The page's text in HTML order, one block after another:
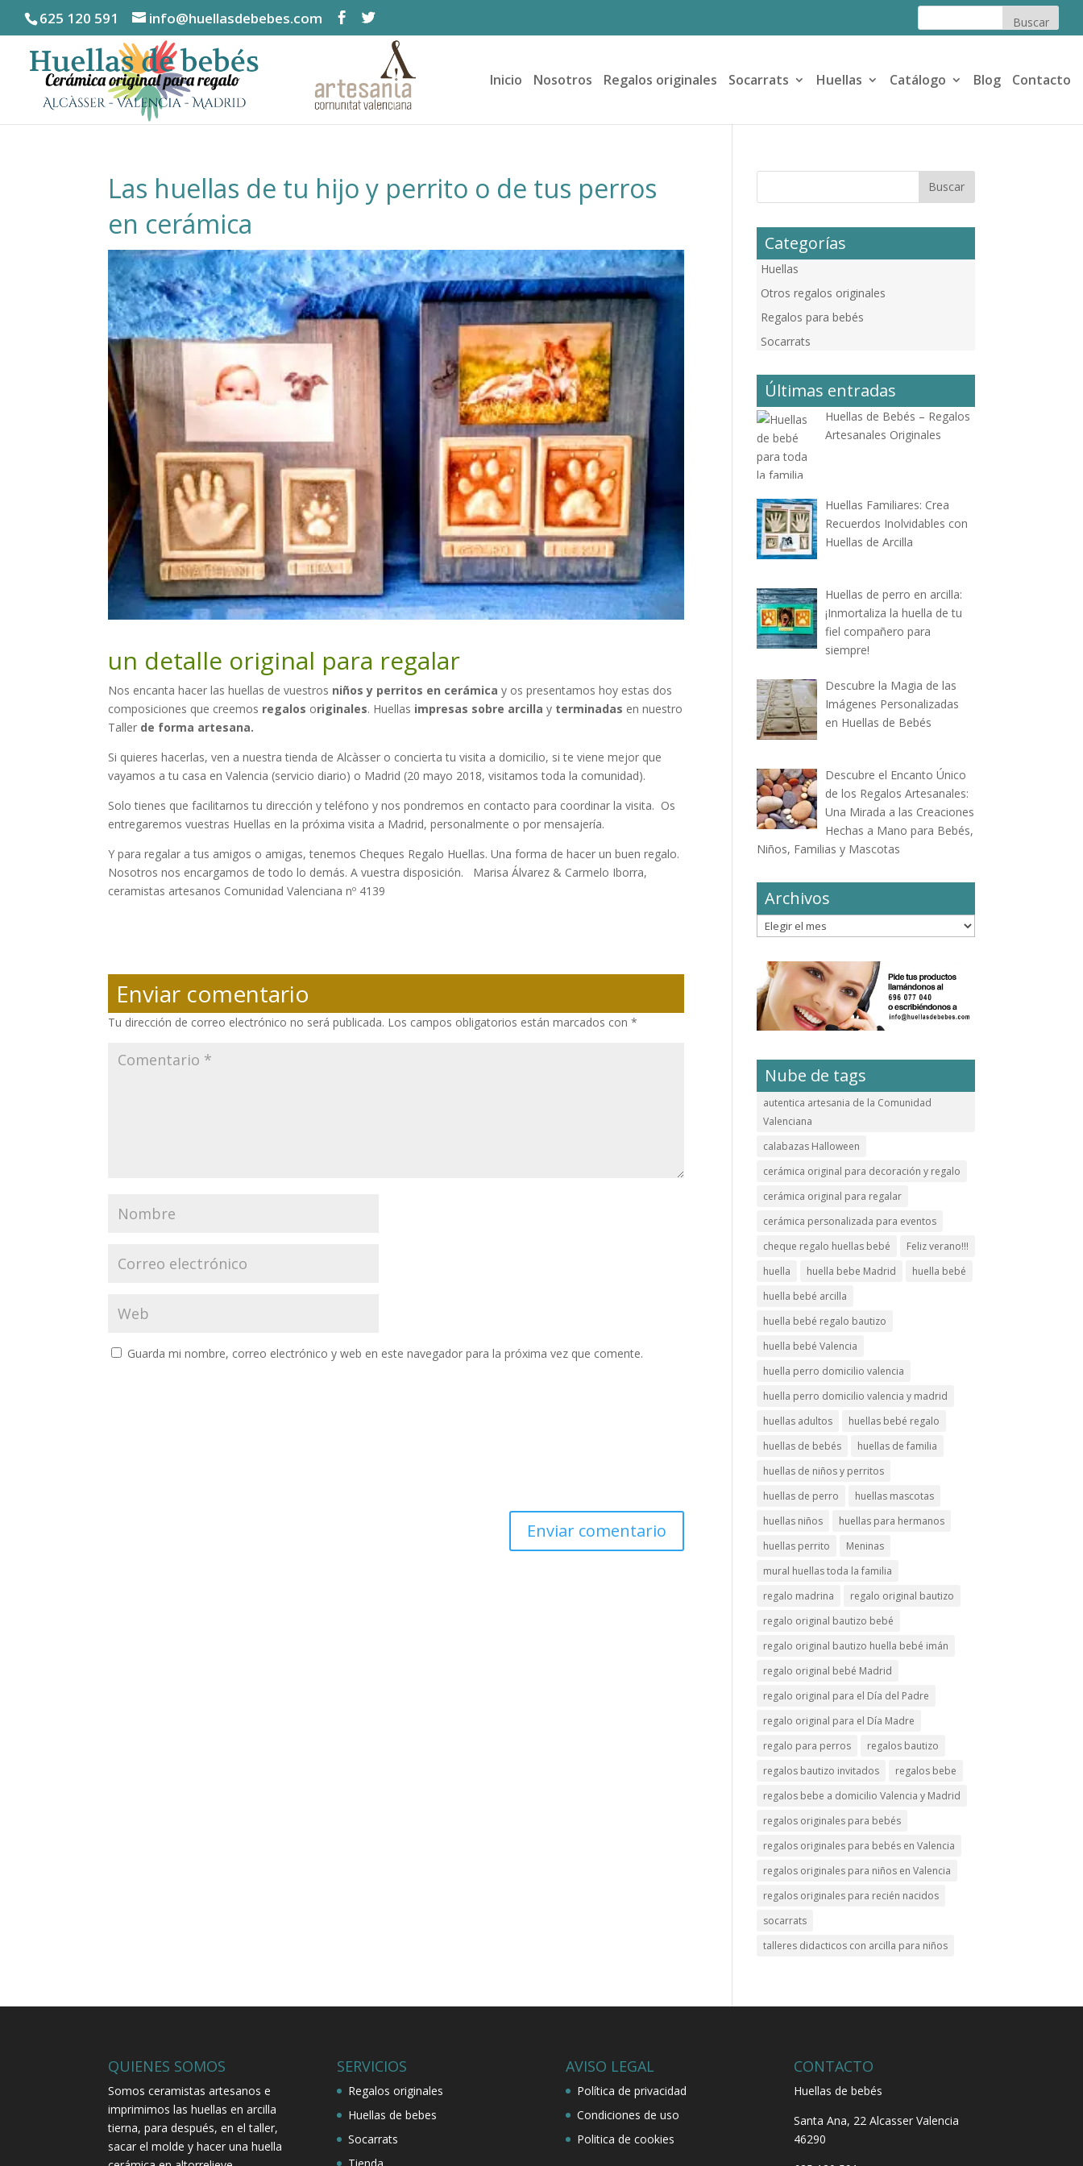
625 120 591 info@huellasdebebes.com
Inicio Nosotros Regalos originales Socarrats Huellas Catálogo Blog Contacto
Las huellas de tu hijo y perrito o de tus perros
en cerámica
un detalle original para regalar
Nos encanta hacer las huellas de vuestros niños y perritos en cerámica y os presentamos hoy estas dos
composiciones que creemos regalos originales. Huellas impresas sobre arcilla y terminadas en nuestro
Taller de forma artesana.
Si quieres hacerlas, ven a nuestra tienda de Alcàsser o concierta tu visita a domicilio, si te viene mejor que
vayamos a tu casa en Valencia (servicio diario) o Madrid (20 mayo 2018, visitamos toda la comunidad).
Solo tienes que facilitarnos tu dirección y teléfono y nos pondremos en contacto para coordinar la visita. Os
entregaremos vuestras Huellas en la próxima visita a Madrid, personalmente o por mensajería.
Y para regalar a tus amigos o amigas, tenemos Cheques Regalo Huellas. Una forma de hacer un buen regalo.
Nosotros nos encargamos de todo lo demás. A vuestra disposición. Marisa Álvarez & Carmelo Iborra,
ceramistas artesanos Comunidad Valenciana nº 4139
Enviar comentario
Tu dirección de correo electrónico no será publicada. Los campos obligatorios están marcados con*
Guarda mi nombre, correo electrónico y web en este navegador para la próxima vez que comente.
Categorías
Huellas
Otros regalos originales
Regalos para bebés
Socarrats
Últimas entradas
Huellas de Bebés – Regalos
Artesanales Originales
Huellas Familiares: Crea
Recuerdos Inolvidables con
Huellas de Arcilla
Huellas de perro en arcilla:
¡Inmortaliza la huella de tu
fiel compañero para
siempre!
Descubre la Magia de las
Imágenes Personalizadas
en Huellas de Bebés
Descubre el Encanto Único
de los Regalos Artesanales:
Una Mirada a las Creaciones
Hechas a Mano para Bebés,
Niños, Familias y Mascotas
Archivos
Archivos
Nube de tags
autentica artesania de la Comunidad
Valenciana
calabazas Halloween
cerámica original para decoración y regalo
cerámica original para regalar
cerámica personalizada para eventos
cheque regalo huellas bebé
Feliz verano!!!
huella
huella bebe Madrid
huella bebé
huella bebé arcilla
huella bebé regalo bautizo
huella bebé Valencia
huella perro domicilio valencia
huella perro domicilio valencia y madrid
huellas adultos
huellas bebé regalo
huellas de bebés
huellas de familia
huellas de niños y perritos
huellas de perro
huellas mascotas
huellas niños
huellas para hermanos
huellas perrito
Meninas
mural huellas toda la familia
regalo madrina
regalo original bautizo
regalo original bautizo bebé
regalo original bautizo huella bebé imán
regalo original bebé Madrid
regalo original para el Día del Padre
regalo original para el Día Madre
regalo para perros
regalos bautizo
regalos bautizo invitados
regalos bebe
regalos bebe a domicilio Valencia y Madrid
regalos originales para bebés
regalos originales para bebés en Valencia
regalos originales para niños en Valencia
regalos originales para recién nacidos
socarrats
talleres didacticos con arcilla para niños
QUIENES SOMOS
Somos ceramistas artesanos e
imprimimos las huellas en arcilla
tierna, para después, en el taller,
sacar el molde y hacer una huella
SERVICIOS
Regalos originales
Huellas de bebes
Socarrats
AVISO LEGAL
Política de privacidad
Condiciones de uso
Politica de cookies
CONTACTO
Huellas de bebés
Santa Ana, 22Alcasser Valencia
46290